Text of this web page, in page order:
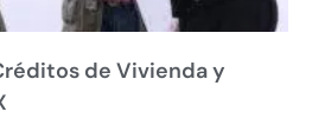
de Vivienda y